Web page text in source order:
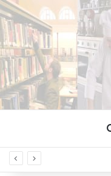
عمود جانبي
الطبيب.